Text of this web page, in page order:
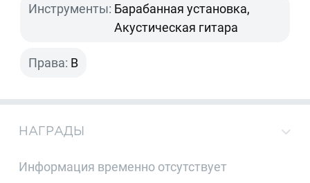
Инструменты: Барабанная установка,
Акустическая гитара
Права: B
НАГРАДЫ
Информация временно отсутствует